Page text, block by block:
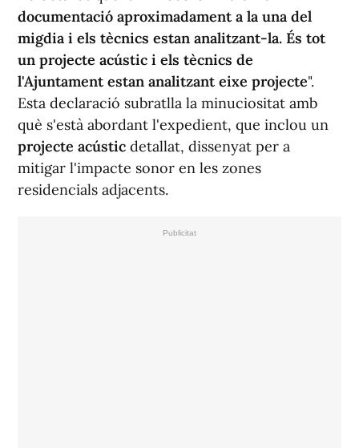
documentació aproximadament a la una del
migdia i els tècnics estan analitzant-la. És tot
un projecte acústic i els tècnics de
l'Ajuntament estan analitzant eixe projecte".
Esta declaració subratlla la minuciositat amb
què s'està abordant l'expedient, que inclou un
projecte acústic detallat, dissenyat per a
mitigar l'impacte sonor en les zones
residencials adjacents.